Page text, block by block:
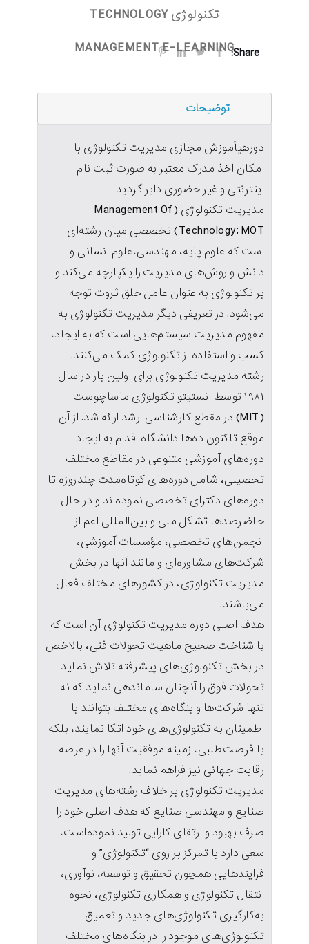
تکنولوژی TECHNOLOGY
MANAGEMENT E-LEARNINGShare:
توضیحات
دورهیآموزش مجازی مدیریت تکنولوژی با
امکان اخذ مدرک معتبر به صورت ثبت نام
اینترنتی و غیر حضوری دایر گردید
مدیریت تکنولوژی (Management Of
Technology; MOT) تخصصی میان رشته‌ای
است که علوم پایه، مهندسی،علوم انسانی و
دانش و روش‌های مدیریت را یکپارچه می‌کند و
بر تکنولوژی به عنوان عامل خلق ثروت توجه
می‌شود. در تعریفی دیگر مدیریت تکنولوژی به
مفهوم مدیریت سیستم‌هایی است که به ایجاد،
کسب و استفاده از تکنولوژی کمک می‌کنند.
رشته مدیریت تکنولوژی برای اولین بار در سال
۱۹۸۱ توسط انستیتو تکنولوژی ماساچوست
(MIT) در مقطع کارشناسی ارشد ارائه شد. از آن
موقع تاکنون ده‌ها دانشگاه اقدام به ایجاد
دوره‌های آموزشی متنوعی در مقاطع مختلف
تحصیلی، شامل دوره‌های کوتاه‌مدت چندروزه تا
دوره‌های دکترای تخصصی نموده‌اند و در حال
حاضرصدها تشکل ملی و بین‌المللی اعم از
انجمن‌های تخصصی، مؤسسات آموزشی،
شرکت‌های مشاوره‌ای و مانند آنها در بخش
مدیریت تکنولوژی، در کشورهای مختلف فعال
می‌باشند.
هدف اصلی دوره مدیریت تکنولوژی آن است که
با شناخت صحیح ماهیت تحولات فنی، بالاخص
در بخش تکنولوژی‌های پیشرفته تلاش نماید
تحولات فوق را آنچنان ساماندهی نماید که نه
تنها شرکت‌ها و بنگاه‌های مختلف بتوانند با
اطمینان به تکنولوژی‌های خود اتکا نمایند، بلکه
با فرصت‌طلبی، زمینه موفقیت آنها را در عرصه
رقابت جهانی نیز فراهم نماید.
مدیریت تکنولوژی بر خلاف رشته‌های مدیریت
صنایع و مهندسی صنایع که هدف اصلی خود را
صرف بهبود و ارتقای کارایی تولید نموده‌است،
سعی دارد با تمرکز بر روی “تکنولوژی” و
فرایندهایی همچون تحقیق و توسعه، نوآوری،
انتقال تکنولوژی و همکاری تکنولوژی، نحوه
به‌کارگیری تکنولوژی‌های جدید و تعمیق
تکنولوژی‌های موجود را در بنگاه‌های مختلف